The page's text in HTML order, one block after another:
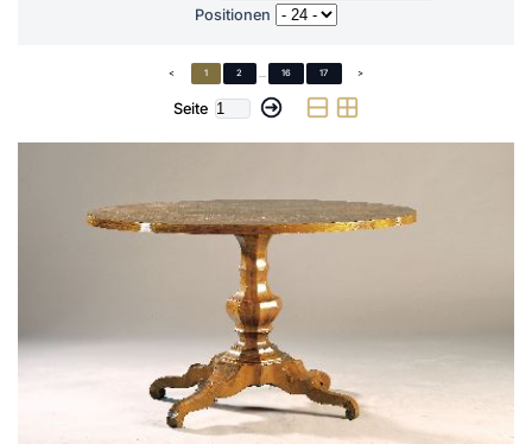
Positionen
< 1 2 16 17 >
Seite